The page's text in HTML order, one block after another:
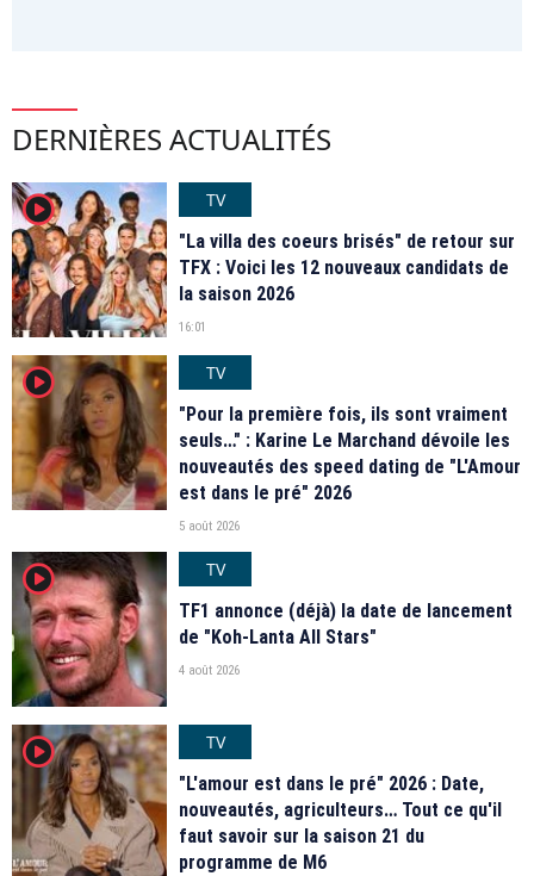
DERNIÈRES ACTUALITÉS
player2
TV
"La villa des coeurs brisés" de retour sur
TFX : Voici les 12 nouveaux candidats de
la saison 2026
16:01
player2
TV
"Pour la première fois, ils sont vraiment
seuls…" : Karine Le Marchand dévoile les
nouveautés des speed dating de "L'Amour
est dans le pré" 2026
5 août 2026
player2
TV
TF1 annonce (déjà) la date de lancement
de "Koh-Lanta All Stars"
4 août 2026
player2
TV
"L'amour est dans le pré" 2026 : Date,
nouveautés, agriculteurs… Tout ce qu'il
faut savoir sur la saison 21 du
programme de M6